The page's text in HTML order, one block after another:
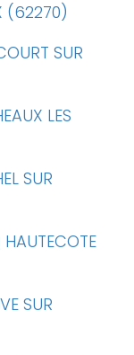
(62270)
SUR
LES
SUR
SUR